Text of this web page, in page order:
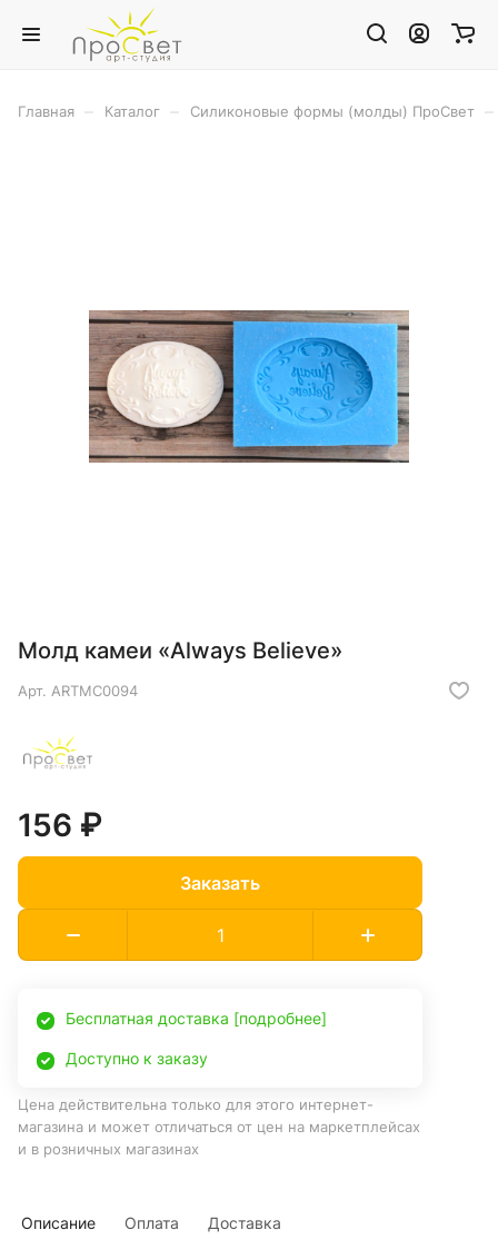
Главная Каталог Силиконовые формы (молды) ПроСвет
Молд камеи «Always Believe»
Арт. ARTMC0094
156 ₽
Заказать
Бесплатная доставка [подробнее]
Доступно к заказу
Цена действительна только для этого интернет-
магазина и может отличаться от цен на маркетплейсах
и в розничных магазинах
Описание Оплата Доставка